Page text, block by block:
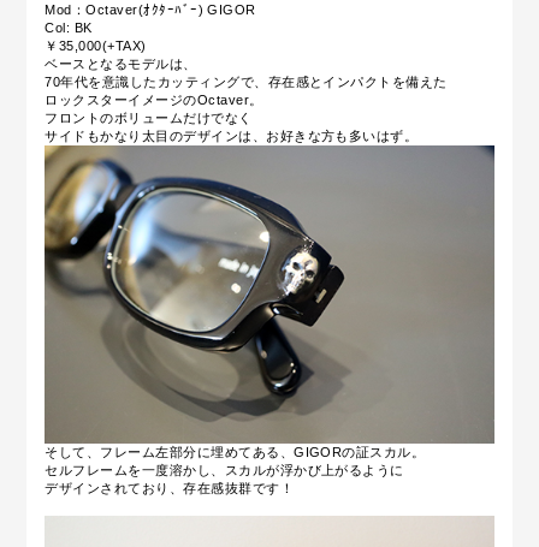
Mod：Octaver(ｵｸﾀｰﾊﾞｰ) GIGOR
Col: BK
￥35,000(+TAX)
ベースとなるモデルは、
70年代を意識したカッティングで、存在感とインパクトを備えた
ロックスターイメージのOctaver。
フロントのボリュームだけでなく
サイドもかなり太目のデザインは、お好きな方も多いはず。
そして、フレーム左部分に埋めてある、GIGORの証スカル。
セルフレームを一度溶かし、スカルが浮かび上がるように
デザインされており、存在感抜群です！